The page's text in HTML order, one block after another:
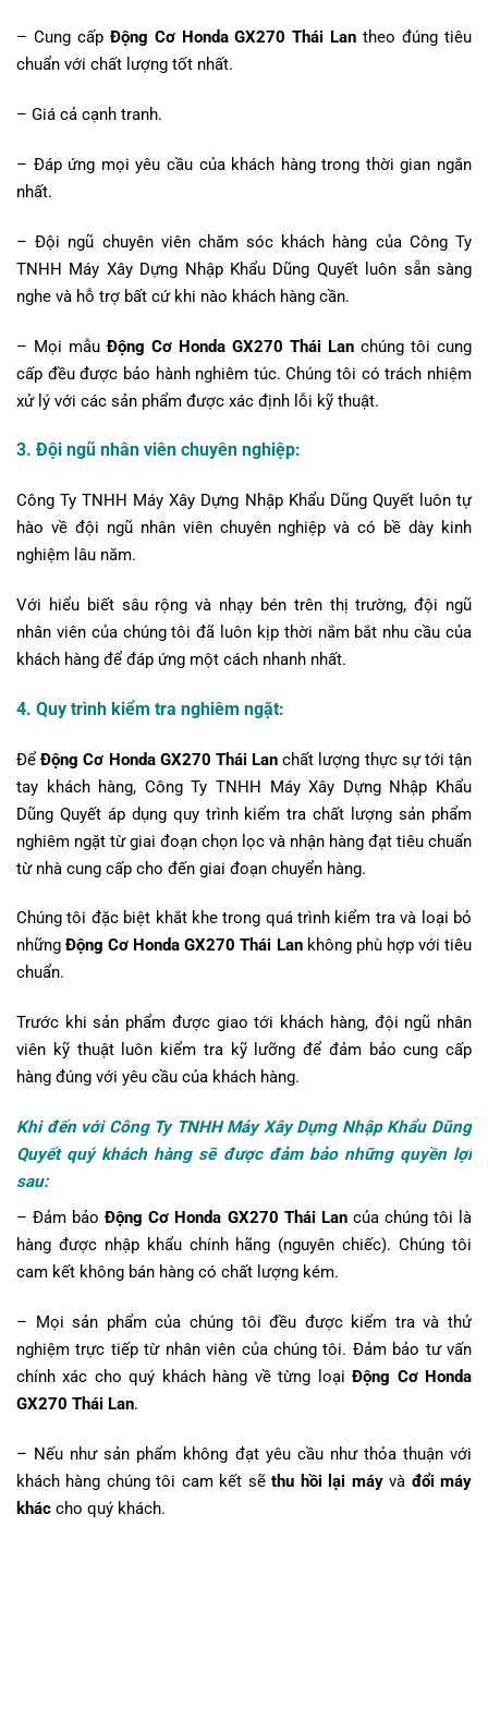
– Cung cấp Động Cơ Honda GX270 Thái Lan theo đúng tiêu
chuẩn với chất lượng tốt nhất.
– Giá cả cạnh tranh.
– Đáp ứng mọi yêu cầu của khách hàng trong thời gian ngắn
nhất.
– Đội ngũ chuyên viên chăm sóc khách hàng của Công Ty
TNHH Máy Xây Dựng Nhập Khẩu Dũng Quyết luôn sẵn sàng
nghe và hỗ trợ bất cứ khi nào khách hàng cần.
– Mọi mẫu Động Cơ Honda GX270 Thái Lan chúng tôi cung
cấp đều được bảo hành nghiêm túc. Chúng tôi có trách nhiệm
xử lý với các sản phẩm được xác định lỗi kỹ thuật.
3. Đội ngũ nhân viên chuyên nghiệp:
Công Ty TNHH Máy Xây Dựng Nhập Khẩu Dũng Quyết luôn tự
hào về đội ngũ nhân viên chuyên nghiệp và có bề dày kinh
nghiệm lâu năm.
Với hiểu biết sâu rộng và nhạy bén trên thị trường, đội ngũ
nhân viên của chúng tôi đã luôn kịp thời nắm bắt nhu cầu của
khách hàng để đáp ứng một cách nhanh nhất.
4. Quy trình kiểm tra nghiêm ngặt:
ĐểĐộng Cơ Honda GX270 Thái Lan chất lượng thực sự tới tận
tay khách hàng, Công Ty TNHH Máy Xây Dựng Nhập Khẩu
Dũng Quyết áp dụng quy trình kiểm tra chất lượng sản phẩm
nghiêm ngặt từ giai đoạn chọn lọc và nhận hàng đạt tiêu chuẩn
từ nhà cung cấp cho đến giai đoạn chuyển hàng.
Chúng tôi đặc biệt khắt khe trong quá trình kiểm tra và loại bỏ
nhữngĐộng Cơ Honda GX270 Thái Lankhông phù hợp với tiêu
chuẩn.
Trước khi sản phẩm được giao tới khách hàng, đội ngũ nhân
viên kỹ thuật luôn kiểm tra kỹ lưỡng để đảm bảo cung cấp
hàng đúng với yêu cầu của khách hàng.
Khi đến với Công Ty TNHH Máy Xây Dựng Nhập Khẩu Dũng
Quyết quý khách hàng sẽ được đảm bảo những quyền lợi
sau:
– Đảm bảoĐộng Cơ Honda GX270 Thái Lancủa chúng tôi là
hàng được nhập khẩu chính hãng (nguyên chiếc). Chúng tôi
cam kết không bán hàng có chất lượng kém.
– Mọi sản phẩm của chúng tôi đều được kiểm tra và thử
nghiệm trực tiếp từ nhân viên của chúng tôi. Đảm bảo tư vấn
chính xác cho quý khách hàng về từng loạiĐộng Cơ Honda
GX270 Thái Lan.
– Nếu như sản phẩm không đạt yêu cầu như thỏa thuận với
khách hàng chúng tôi cam kết sẽthu hồi lại máyvà đổi máy
khác cho quý khách.